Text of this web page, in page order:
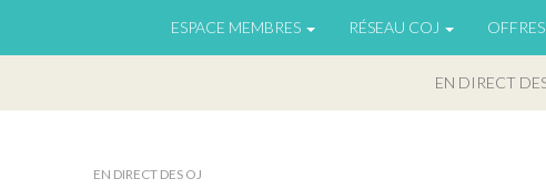
ESPACE MEMBRES RÉSEAU COJ
EN DIRECT
EN DIRECT DES OJ